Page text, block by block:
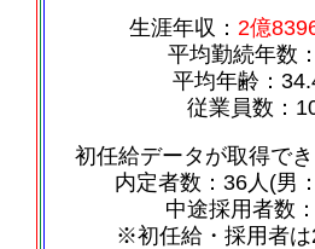
生涯年収： 2億
平均勤続年数
平均年齢：
従業員数：
初任給データが取得でき
内定者数：36人(男
中途採用者数
※初任給・採用者